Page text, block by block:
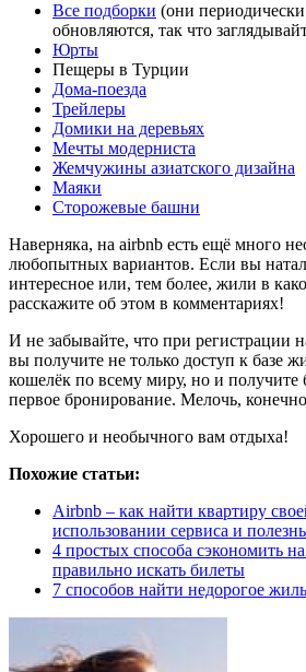
Все подборки (они
обновляются, так что
Юрты
Пещеры в Турции
Дома-поезда
Трейлеры
Домики на деревьях
Мечты модерниста
Жемчужины азиатского дизайна
Маяки
Сторожевые башни
Наверняка, на airbnb есть ещё много
любопытных вариантов. Если вы
интересное или, тем более, жили в
расскажите об этом в комментариях!
И не забывайте, что при регистрации
вы получите не только доступ к базе
кошелёк по всему миру, но и получите
первое бронирование. Мелочь,
Хорошего и необычного вам отдыха!
Похожие статьи:
Airbnb – как найти квартиру
использовании сервиса и
4 простых способа сэкономить
правильно искать билеты
7 способов найти недорогое